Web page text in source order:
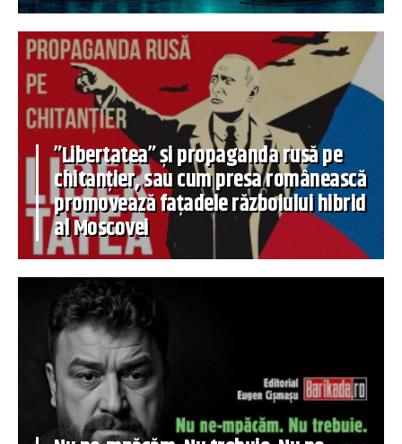
”Libertatea” și propaganda rusă pe
chitanțier, sau cum presa românească
promovează fațadele războiului hibrid
al Moscovei